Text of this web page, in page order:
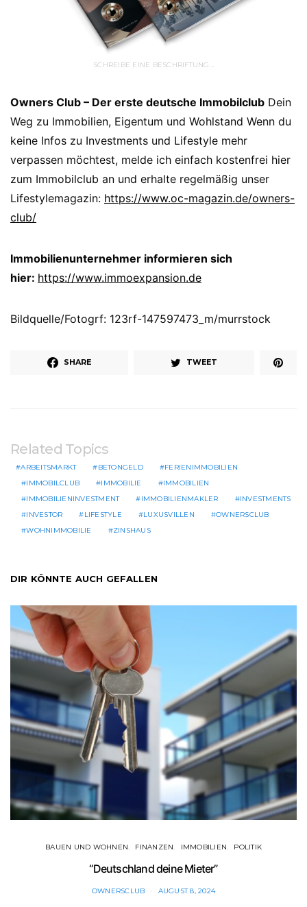
SCHREIBE EINE BESCHRIFTUNG…
Owners Club – Der erste deutsche Immobilclub Dein
Weg zu Immobilien, Eigentum und Wohlstand Wenn du
keine Infos zu Investments und Lifestyle mehr
verpassen möchtest, melde ich einfach kostenfrei hier
zum Immobilclub an und erhalte regelmäßig unser
Lifestylemagazin: https://www.oc-magazin.de/owners-
club/
Immobilienunternehmer informieren sich
hier: https://www.immoexpansion.de
Bildquelle/Fotogrf: 123rf-147597473_m/murrstock
SHARE TWEET
Related Topics
ARBEITSMARKT BETONGELD
FERIENIMMOBILIEN
IMMOBILCLUB
IMMOBILIE
IMMOBILIEN
IMMOBILIENINVESTMENT
IMMOBILIENMAKLER
INVESTMENTS
INVESTOR
LIFESTYLE LUXUSVILLEN
OWNERSCLUB
WOHNIMMOBILIE
ZINSHAUS
DIR KÖNNTE AUCH GEFALLEN
BAUEN UND WOHNEN FINANZEN IMMOBILIEN POLITIK
“Deutschland deine Mieter”
OWNERSCLUB AUGUST 8, 2024